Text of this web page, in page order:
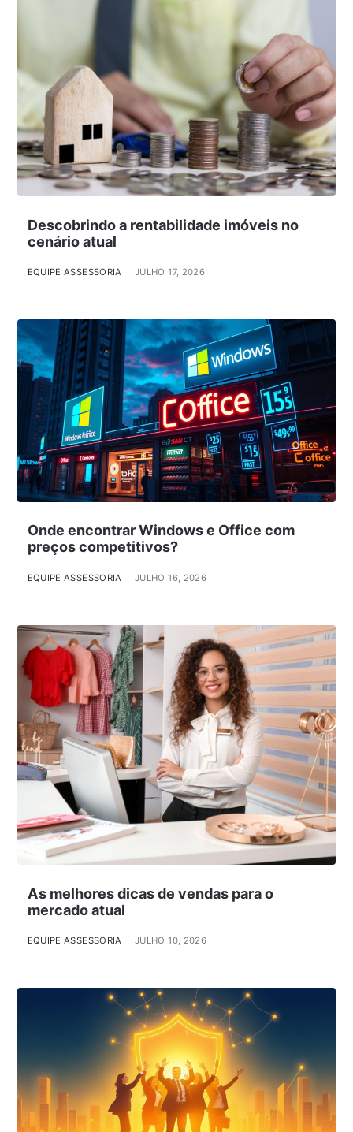
Descobrindo a rentabilidade imóveis no
cenário atual
EQUIPE ASSESSORIA JULHO 17, 2026
Onde encontrar Windows e Office com
preços competitivos?
EQUIPE ASSESSORIA JULHO 16, 2026
As melhores dicas de vendas para o
mercado atual
EQUIPE ASSESSORIA JULHO 10, 2026